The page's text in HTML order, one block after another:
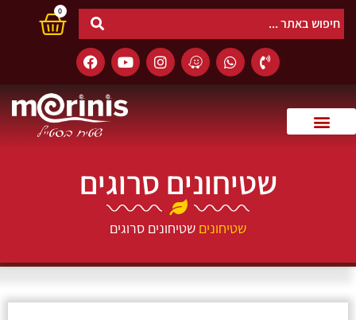
0
שטיחונים סרוגים
שטיחונים שטיחונים סרוגים